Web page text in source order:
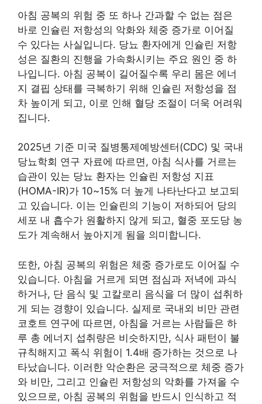
아침 공복의 위험 중 또 하나 간과할 수 없는 점은
바로 인슐린 저항성의 악화와 체중 증가로 이어질
수 있다는 사실입니다. 당뇨 환자에게 인슐린 저항
성은 질환의 진행을 가속화시키는 주요 원인 중 하
나입니다. 아침 공복이 길어질수록 우리 몸은 에너
지 결핍 상태를 극복하기 위해 인슐린 저항성을 점
차 높이게 되고, 이로 인해 혈당 조절이 더욱 어려워
집니다.
2025년 기준 미국 질병통제예방센터(CDC) 및 국내
당뇨학회 연구 자료에 따르면, 아침 식사를 거르는
습관이 있는 당뇨 환자는 인슐린 저항성 지표
(HOMA-IR)가 10~15% 더 높게 나타난다고 보고되
고 있습니다. 이는 인슐린의 기능이 저하되어 당의
세포 내 흡수가 원활하지 않게 되고, 혈중 포도당 농
도가 계속해서 높아지게 됨을 의미합니다.
또한, 아침 공복의 위험은 체중 증가로도 이어질 수
있습니다. 아침을 거르게 되면 점심과 저녁에 과식
하거나, 단 음식 및 고칼로리 음식을 더 많이 섭취하
게 되는 경향이 있습니다. 실제로 국내외 비만 관련
코호트 연구에 따르면, 아침을 거르는 사람들은 하
루 총 에너지 섭취량은 비슷하지만, 식사 패턴이 불
규칙해지고 폭식 위험이 1.4배 증가하는 것으로 나
타났습니다. 이러한 악순환은 궁극적으로 체중 증가
와 비만, 그리고 인슐린 저항성의 악화를 가져올 수
있으므로, 아침 공복의 위험을 반드시 인식하고 적